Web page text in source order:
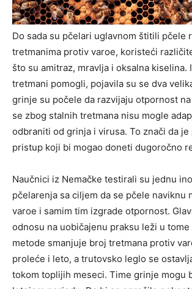
Do sada su pčelari uglavnom štitili pčele
tretmanima protiv varoe, koristeći
što su amitraz, mravlja i oksalna kiselina.
tretmani pomogli, pojavila su se dva
grinje su počele da razvijaju otpornost
se zbog stalnih tretmana nisu mogle
odbraniti od grinja i virusa. To znači da
pristup koji bi mogao doneti dugoročno
Naučnici iz Nemačke testirali su jednu
pčelarenja sa ciljem da se pčele naviknu
varoe i samim tim izgrade otpornost.
odnosu na uobičajenu praksu leži u
metode smanjuje broj tretmana protiv
proleće i leto, a trutovsko leglo se
tokom toplijih meseci. Time grinje mogu